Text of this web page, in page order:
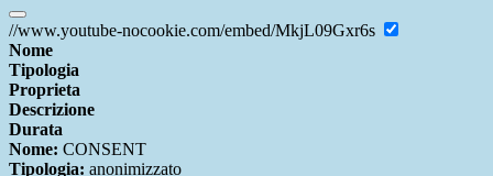
//www.youtube-nocookie.com/embed/MkjL09Gxr6s
Nome
Tipologia
Proprieta
Descrizione
Durata
Nome: CONSENT
Tipologia: anonimizzato